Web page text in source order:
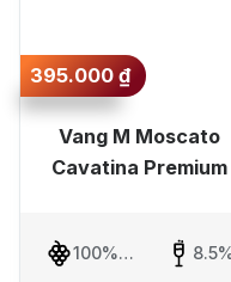
395.000₫
Vang M Moscato
Cavatina Premium
100%
8.5%